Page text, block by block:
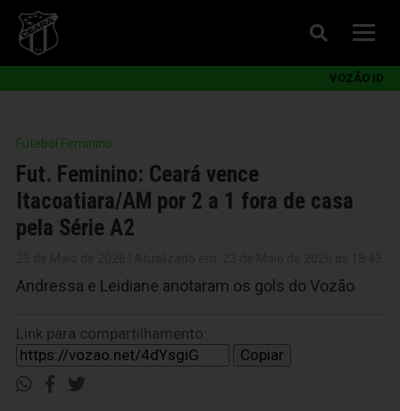
VOZÃO ID
Futebol Feminino
Fut. Feminino: Ceará vence
Itacoatiara/AM por 2 a 1 fora de casa
pela Série A2
Andressa e Leidiane anotaram os gols do Vozão
Link para compartilhamento:
Copiar